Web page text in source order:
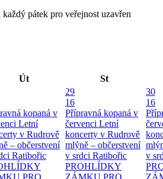
pátek pro veřejnost uzavřen
Út
St
kopaná v
Letní
v Rudrově
– občerstvení
Ratibořic
PRO
29
16
Přípravná kopaná v
červenci Letní
koncerty v Rudrově
mlýně – občerstvení
v srdci Ratibořic
PROHLÍDKY
ZÁMKU PRO
30
16
v